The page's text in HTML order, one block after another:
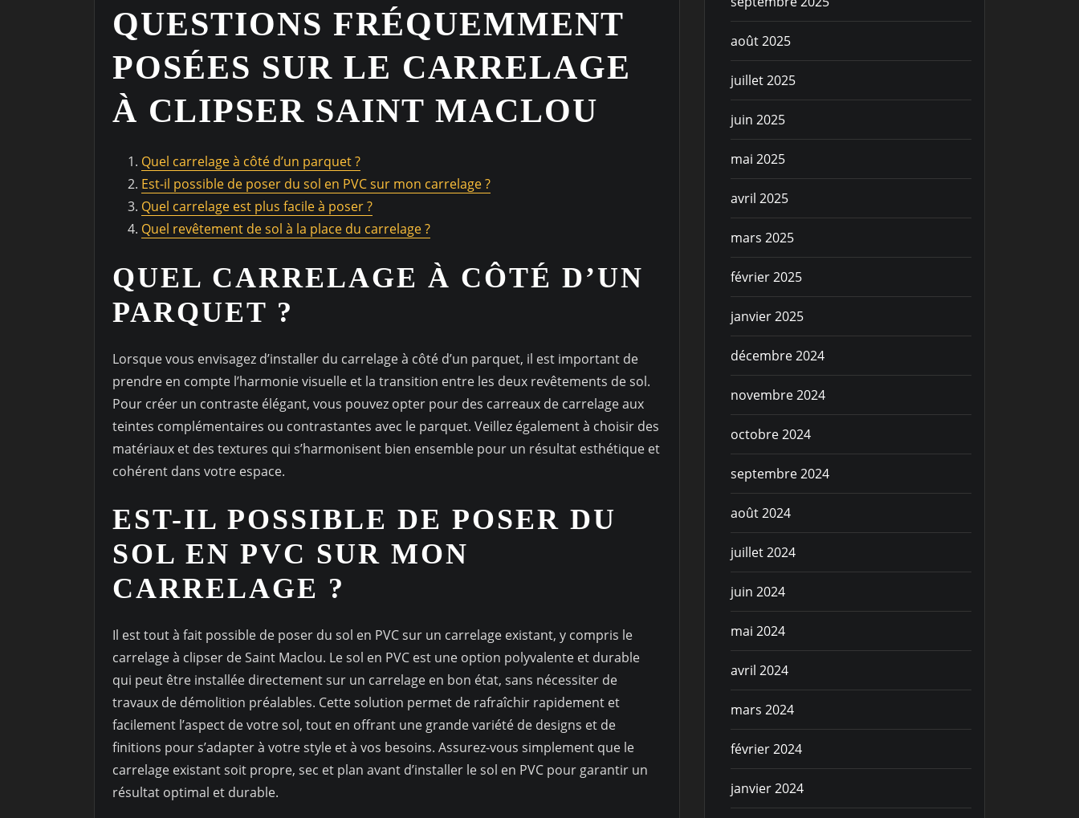
QUESTIONS FRÉQUEMMENT
POSÉES SUR LE CARRELAGE
À CLIPSER SAINT MACLOU
Quel carrelage à côté d’un parquet ?
Est-il possible de poser du sol en PVC sur mon carrelage ?
Quel carrelage est plus facile à poser ?
Quel revêtement de sol à la place du carrelage ?
QUEL CARRELAGE À CÔTÉ D’UN
PARQUET ?
Lorsque vous envisagez d’installer du carrelage à côté d’un parquet, il est important de
prendre en compte l’harmonie visuelle et la transition entre les deux revêtements de sol.
Pour créer un contraste élégant, vous pouvez opter pour des carreaux de carrelage aux
teintes complémentaires ou contrastantes avec le parquet. Veillez également à choisir des
matériaux et des textures qui s’harmonisent bien ensemble pour un résultat esthétique et
cohérent dans votre espace.
EST-IL POSSIBLE DE POSER DU
SOL EN PVC SUR MON
CARRELAGE ?
Il est tout à fait possible de poser du sol en PVC sur un carrelage existant, y compris le
carrelage à clipser de Saint Maclou. Le sol en PVC est une option polyvalente et durable
qui peut être installée directement sur un carrelage en bon état, sans nécessiter de
travaux de démolition préalables. Cette solution permet de rafraîchir rapidement et
facilement l’aspect de votre sol, tout en offrant une grande variété de designs et de
finitions pour s’adapter à votre style et à vos besoins. Assurez-vous simplement que le
carrelage existant soit propre, sec et plan avant d’installer le sol en PVC pour garantir un
résultat optimal et durable.
août 2025
juillet 2025
juin 2025
mai 2025
avril 2025
mars 2025
février 2025
janvier 2025
décembre 2024
novembre 2024
octobre 2024
septembre 2024
août 2024
juillet 2024
juin 2024
mai 2024
avril 2024
mars 2024
février 2024
janvier 2024